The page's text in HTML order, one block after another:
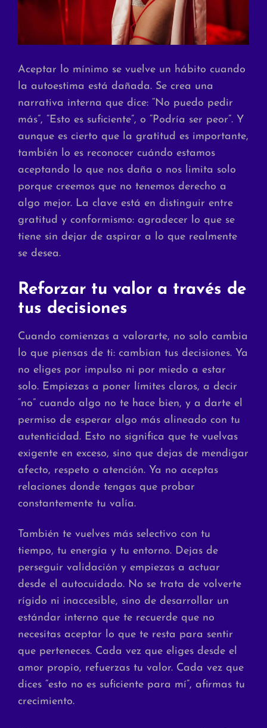
Aceptar lo mínimo se vuelve un hábito cuando
la autoestima está dañada. Se crea una
narrativa interna que dice: “No puedo pedir
más”, “Esto es suficiente”, o “Podría ser peor”. Y
aunque es cierto que la gratitud es importante,
también lo es reconocer cuándo estamos
aceptando lo que nos daña o nos limita solo
porque creemos que no tenemos derecho a
algo mejor. La clave está en distinguir entre
gratitud y conformismo: agradecer lo que se
tiene sin dejar de aspirar a lo que realmente
se desea.
Reforzar tu valor a través de
tus decisiones
Cuando comienzas a valorarte, no solo cambia
lo que piensas de ti: cambian tus decisiones. Ya
no eliges por impulso ni por miedo a estar
solo. Empiezas a poner límites claros, a decir
“no” cuando algo no te hace bien, y a darte el
permiso de esperar algo más alineado con tu
autenticidad. Esto no significa que te vuelvas
exigente en exceso, sino que dejas de mendigar
afecto, respeto o atención. Ya no aceptas
relaciones donde tengas que probar
constantemente tu valía.
También te vuelves más selectivo con tu
tiempo, tu energía y tu entorno. Dejas de
perseguir validación y empiezas a actuar
desde el autocuidado. No se trata de volverte
rígido ni inaccesible, sino de desarrollar un
estándar interno que te recuerde que no
necesitas aceptar lo que te resta para sentir
que perteneces. Cada vez que eliges desde el
amor propio, refuerzas tu valor. Cada vez que
dices “esto no es suficiente para mí”, afirmas tu
crecimiento.